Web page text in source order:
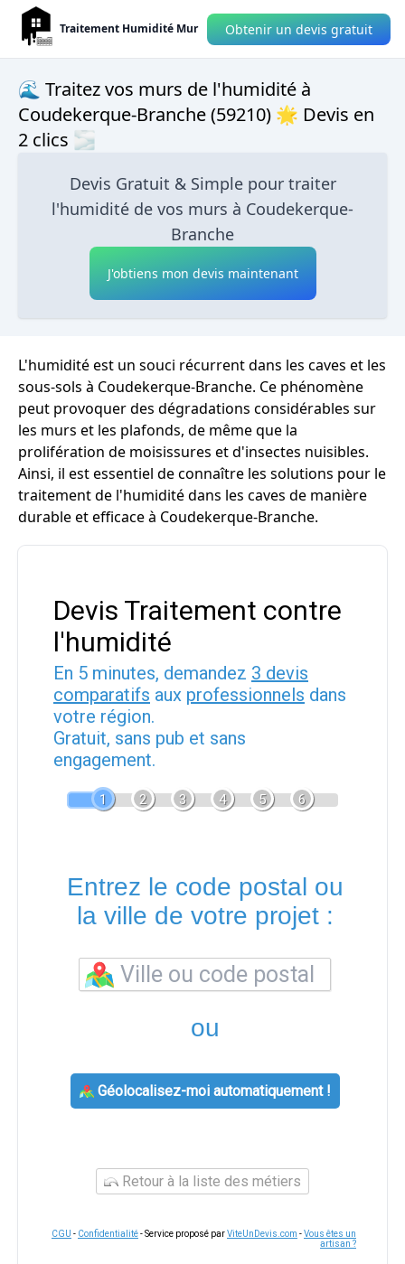
Traitement Humidité Mur Obtenir un devis gratuit
🌊 Traitez vos murs de l'humidité à
Coudekerque-Branche (59210) 🌟 Devis en
2 clics 🌫
Devis Gratuit & Simple pour traiter
l'humidité de vos murs à Coudekerque-
Branche
J'obtiens mon devis maintenant
L'humidité est un souci récurrent dans les caves et les
sous-sols à Coudekerque-Branche. Ce phénomène
peut provoquer des dégradations considérables sur
les murs et les plafonds, de même que la
prolifération de moisissures et d'insectes nuisibles.
Ainsi, il est essentiel de connaître les solutions pour le
traitement de l'humidité dans les caves de manière
durable et efficace à Coudekerque-Branche.
Devis Traitement contre
l'humidité
En 5 minutes, demandez 3 devis
comparatifs aux professionnels dans
votre région.
Gratuit, sans pub et sans
engagement.
1 2 3 4 5 6
Entrez le code postal ou
la ville de votre projet :
ou
Géolocalisez-moi automatiquement !
Retour à la liste des métiers
CGU - Confidentialité- Service proposé parViteUnDevis.com -Vous êtes un
artisan ?